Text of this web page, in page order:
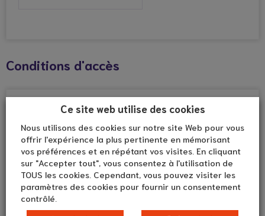
MDM principale Décines-
Charpieu
Information / Orientation
MDM principale Givors
Bonnefond
Information / Orientation
Conditions d'accès
Affection du proche aidé
Maladies du système nerveux (12)
Situation de handicap (6)
Âge du proche aidé
De 0 à 100 ans
Ce site web utilise des cookies
Nous utilisons des cookies sur notre site Web pour vous
offrir l'expérience la plus pertinente en mémorisant
vos préférences et en répétant vos visites. En cliquant
sur "Accepter tout", vous consentez à l'utilisation de
TOUS les cookies. Cependant, vous pouvez visiter les
paramètres des cookies pour fournir un consentement
contrôlé.